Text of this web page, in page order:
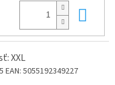
XXL
EAN: 5055192349227